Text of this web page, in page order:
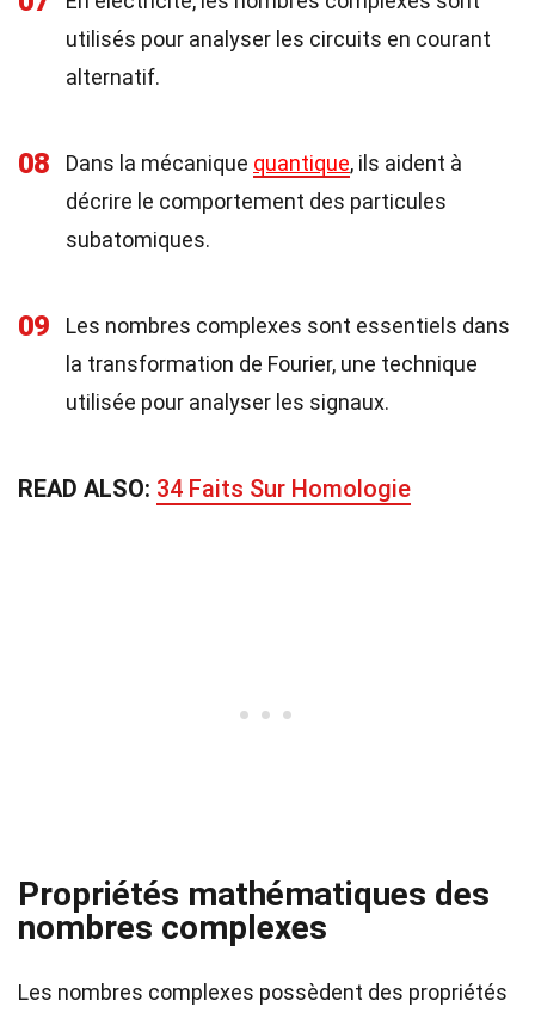
utilisés pour analyser les circuits en courant
alternatif.
08 Dans la mécanique quantique, ils aident à
décrire le comportement des particules
subatomiques.
09
Les nombres complexes sont essentiels dans
la transformation de Fourier, une technique
utilisée pour analyser les signaux.
READ ALSO: 34 Faits Sur Homologie
Propriétés mathématiques des
nombres complexes
Les nombres complexes possèdent des propriétés